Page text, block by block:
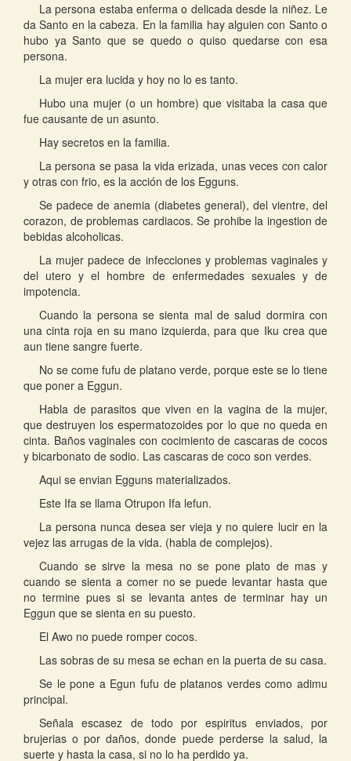
La persona estaba enferma o delicada desde la niñez. Le
da Santo en la cabeza. En la familia hay alguien con Santo o
hubo ya Santo que se quedo o quiso quedarse con esa
persona.
La mujer era lucida y hoy no lo es tanto.
Hubo una mujer (o un hombre) que visitaba la casa que
fue causante de un asunto.
Hay secretos en la familia.
La persona se pasa la vida erizada, unas veces con calor
y otras con frio, es la acción de los Egguns.
Se padece de anemia (diabetes general), del vientre, del
corazon, de problemas cardiacos. Se prohibe la ingestion de
bebidas alcoholicas.
La mujer padece de infecciones y problemas vaginales y
del utero y el hombre de enfermedades sexuales y de
impotencia.
Cuando la persona se sienta mal de salud dormira con
una cinta roja en su mano izquierda, para que Iku crea que
aun tiene sangre fuerte.
No se come fufu de platano verde, porque este se lo tiene
que poner a Eggun.
Habla de parasitos que viven en la vagina de la mujer,
que destruyen los espermatozoides por lo que no queda en
cinta. Baños vaginales con cocimiento de cascaras de cocos
y bicarbonato de sodio. Las cascaras de coco son verdes.
Aqui se envian Egguns materializados.
Este Ifa se llama Otrupon Ifa lefun.
La persona nunca desea ser vieja y no quiere lucir en la
vejez las arrugas de la vida. (habla de complejos).
Cuando se sirve la mesa no se pone plato de mas y
cuando se sienta a comer no se puede levantar hasta que
no termine pues si se levanta antes de terminar hay un
Eggun que se sienta en su puesto.
El Awo no puede romper cocos.
Las sobras de su mesa se echan en la puerta de su casa.
Se le pone a Egun fufu de platanos verdes como adimu
principal.
Señala escasez de todo por espiritus enviados, por
brujerias o por daños, donde puede perderse la salud, la
suerte y hasta la casa, si no lo ha perdido ya.